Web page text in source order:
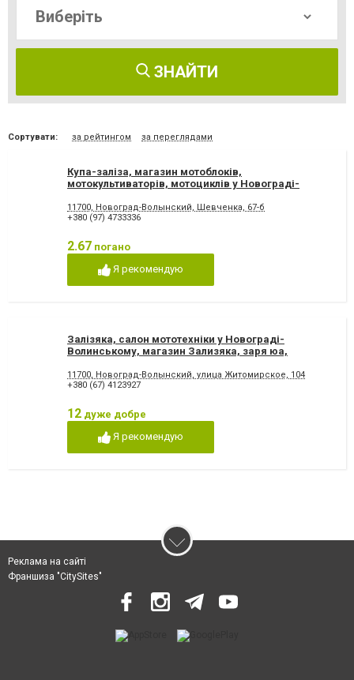
ЗНАЙТИ
Сортувати: за рейтингом за переглядами
Купа-заліза, магазин мотоблоків,
мотокультиваторів, мотоциклів у Новограді-
11700, Новоград-Волынский, Шевченка, 67-б
+380 (97) 4733336
2.67 погано
Я рекомендую
Залізяка, салон мототехніки у Новограді-
Волинському, магазин Зализяка, заря юа,
11700, Новоград-Волынский, улица Житомирское, 104
+380 (67) 4123927
12 дуже добре
Я рекомендую
Реклама на сайті
Франшиза "CitySites"